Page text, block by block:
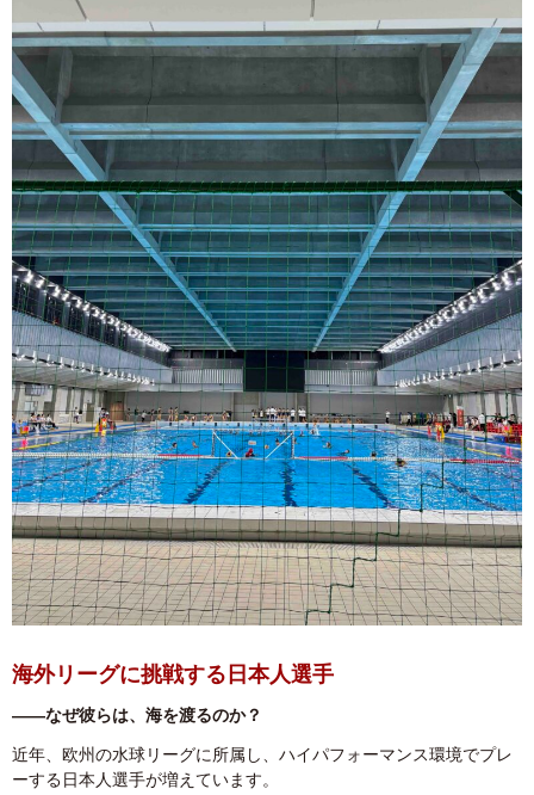
海外リーグに挑戦する日本人選手
――なぜ彼らは、海を渡るのか？
近年、欧州の水球リーグに所属し、ハイパフォーマンス環境でプレ
ーする日本人選手が増えています。